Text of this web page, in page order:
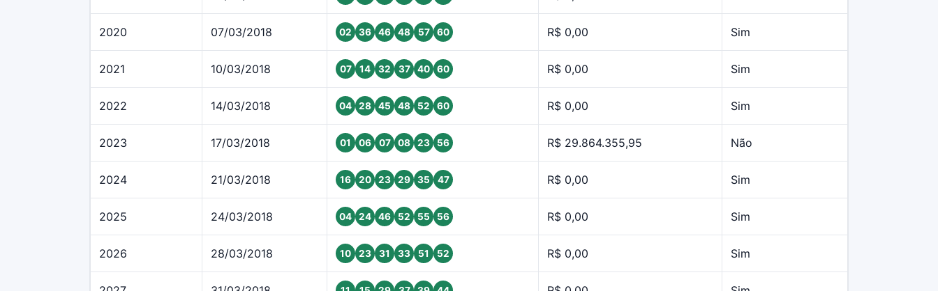
2020 07/03/2018 02 36 46 48 57 60 R$ 0,00 Sim
2021 10/03/2018 07 14 32 37 40 60 R$ 0,00 Sim
2022 14/03/2018 04 28 45 48 52 60 R$ 0,00 Sim
2023 17/03/2018 01 06 07 08 23 56 R$ 29.864.355,95 Não
2024 21/03/2018 16 20 23 29 35 47 R$ 0,00 Sim
2025 24/03/2018 04 24 46 52 55 56 R$ 0,00 Sim
2026 28/03/2018 10 23 31 33 51 52 R$ 0,00 Sim